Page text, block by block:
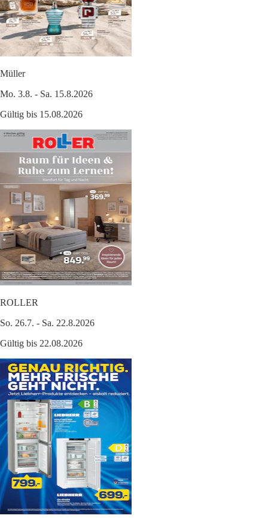
Müller
Mo. 3.8. - Sa. 15.8.2026
Gültig bis 15.08.2026
ROLLER
So. 26.7. - Sa. 22.8.2026
Gültig bis 22.08.2026